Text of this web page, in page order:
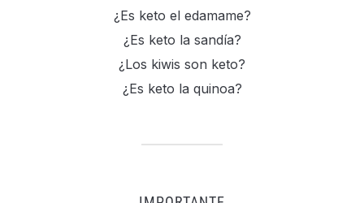
¿Es keto el edamame?
¿Es keto la sandía?
¿Los kiwis son keto?
¿Es keto la quinoa?